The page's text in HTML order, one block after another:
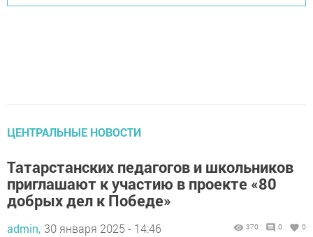
ЦЕНТРАЛЬНЫЕ НОВОСТИ
Татарстанских педагогов и школьников
приглашают к участию в проекте «80
добрых дел к Победе»
admin, 30 января 2025 - 14:46 370 0 0